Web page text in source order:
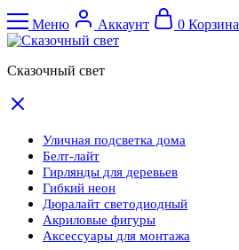
Меню Аккаунт 0 Корзина
Сказочный свет
Уличная подсветка дома
Белт-лайт
Гирлянды для деревьев
Гибкий неон
Дюралайт светодиодный
Акриловые фигуры
Аксессуары для монтажа